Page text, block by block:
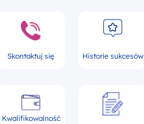
Skontaktuj się Historie sukcesów
Kwalifikowalność